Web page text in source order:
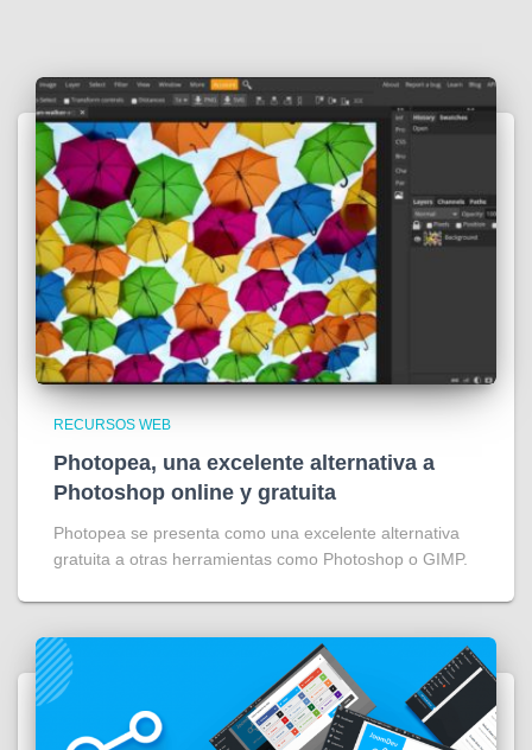
RECURSOS WEB
Photopea, una excelente alternativa a
Photoshop online y gratuita
Photopea se presenta como una excelente alternativa
gratuita a otras herramientas como Photoshop o GIMP.